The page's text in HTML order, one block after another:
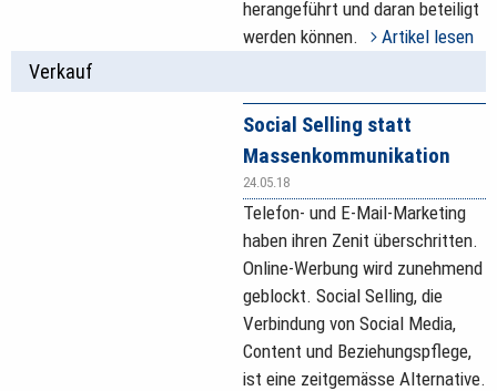
herangeführt und daran beteiligt
werden können.
Artikel lesen
Verkauf
Social Selling statt
Massenkommunikation
24.05.18
Telefon- und E-Mail-Marketing
haben ihren Zenit überschritten.
Online-Werbung wird zunehmend
geblockt. Social Selling, die
Verbindung von Social Media,
Content und Beziehungspflege,
ist eine zeitgemässe Alternative.